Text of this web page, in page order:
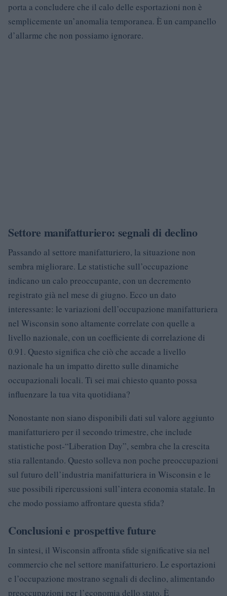
porta a concludere che il calo delle esportazioni non è
semplicemente un’anomalia temporanea. È un campanello
d’allarme che non possiamo ignorare.
Settore manifatturiero: segnali di declino
Passando al settore manifatturiero, la situazione non
sembra migliorare. Le statistiche sull’occupazione
indicano un calo preoccupante, con un decremento
registrato già nel mese di giugno. Ecco un dato
interessante: le variazioni dell’occupazione manifatturiera
nel Wisconsin sono altamente correlate con quelle a
livello nazionale, con un coefficiente di correlazione di
0.91. Questo significa che ciò che accade a livello
nazionale ha un impatto diretto sulle dinamiche
occupazionali locali. Ti sei mai chiesto quanto possa
influenzare la tua vita quotidiana?
Nonostante non siano disponibili dati sul valore aggiunto
manifatturiero per il secondo trimestre, che include
statistiche post-“Liberation Day”, sembra che la crescita
stia rallentando. Questo solleva non poche preoccupazioni
sul futuro dell’industria manifatturiera in Wisconsin e le
sue possibili ripercussioni sull’intera economia statale. In
che modo possiamo affrontare questa sfida?
Conclusioni e prospettive future
In sintesi, il Wisconsin affronta sfide significative sia nel
commercio che nel settore manifatturiero. Le esportazioni
e l’occupazione mostrano segnali di declino, alimentando
preoccupazioni per l’economia dello stato. È